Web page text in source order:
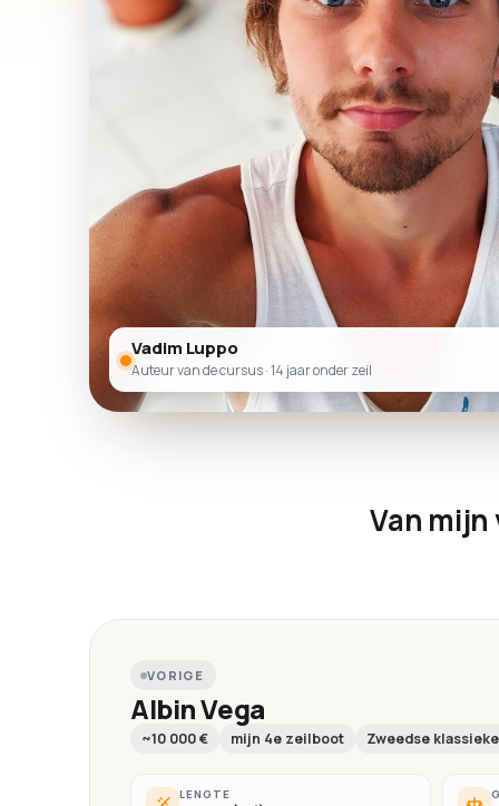
Vadim Luppo
Auteur van de cursus · 14 jaar onder zeil
Van
VORIGE
Albin Vega
~10 000 € mijn 4e zeilboot Zweedse
LENGTE